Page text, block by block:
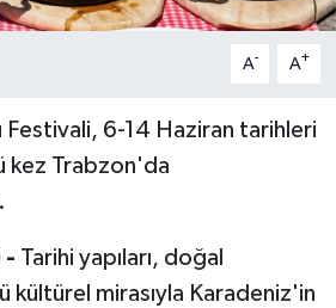
A- A+
Festivali, 6-14 Haziran tarihleri
kez Trabzon'da
- Tarihi yapıları, doğal
kültürel mirasıyla Karadeniz'in